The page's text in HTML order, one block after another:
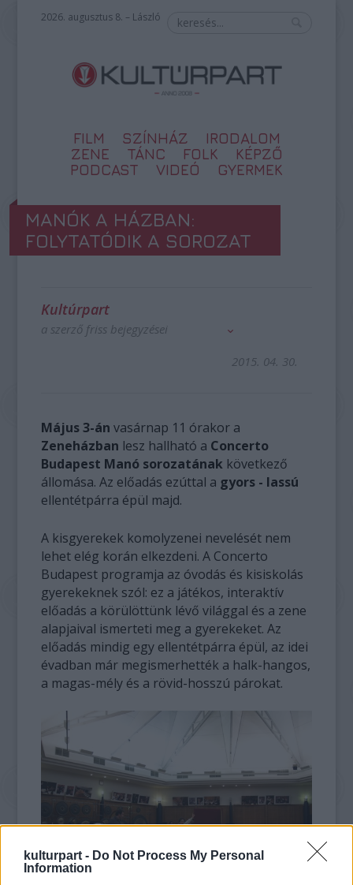
kulturpart - Do Not Process My Personal
Information
2026. augusztus 8. – László
FILM SZÍNHÁZ
IRODALOM
ZENE
TÁNC FOLK
KÉPZŐ
PODCAST
VIDEÓ GYERMEK
MANÓK A HÁZBAN:
FOLYTATÓDIK A SOROZAT
Kultúrpart
a szerző friss bejegyzései
2015. 04. 30.
Május 3-án vasárnap 11 órakor a
Zeneházban lesz hallható a Concerto
Budapest Manó sorozatának következő
állomása. Az előadás ezúttal a gyors - lassú
ellentétpárra épül majd.
A kisgyerekek komolyzenei nevelését nem
lehet elég korán elkezdeni. A Concerto
Budapest programja az óvodás és kisiskolás
gyerekeknek szól: ez a játékos, interaktív
előadás a körülöttünk lévő világgal és a zene
alapjaival ismerteti meg a gyerekeket. Az
előadás mindig egy ellentétpárra épül, az idei
évadban már megismerhették a halk-hangos,
a magas-mély és a rövid-hosszú párokat.